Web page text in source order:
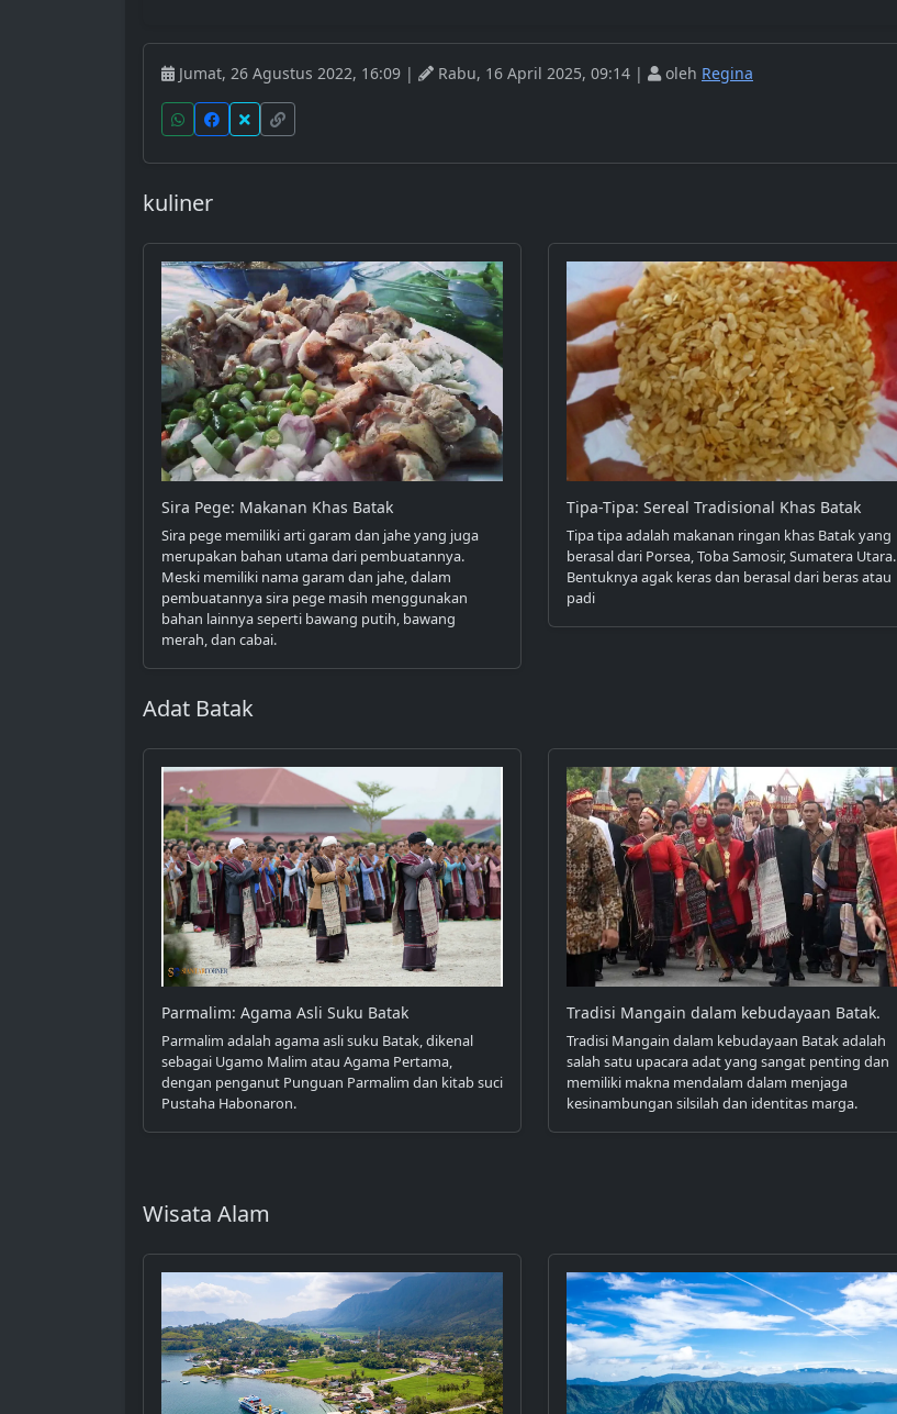
Jumat, 26 Agustus 2022, 16:09 | Rabu, 16 April 2025, 09:14 | oleh Regina
kuliner
Sira Pege: Makanan Khas Batak
Sira pege memiliki arti garam dan jahe yang juga
merupakan bahan utama dari pembuatannya.
Meski memiliki nama garam dan jahe, dalam
pembuatannya sira pege masih menggunakan
bahan lainnya seperti bawang putih, bawang
merah, dan cabai.
Tipa-Tipa: Sereal Tradisional Khas Batak
Tipa tipa adalah makanan ringan khas Batak yang
berasal dari Porsea, Toba Samosir, Sumatera Utara.
Bentuknya agak keras dan berasal dari beras atau
padi
Adat Batak
Parmalim: Agama Asli Suku Batak
Parmalim adalah agama asli suku Batak, dikenal
sebagai Ugamo Malim atau Agama Pertama,
dengan penganut Punguan Parmalim dan kitab suci
Pustaha Habonaron.
Tradisi Mangain dalam kebudayaan Batak.
Tradisi Mangain dalam kebudayaan Batak adalah
salah satu upacara adat yang sangat penting dan
memiliki makna mendalam dalam menjaga
kesinambungan silsilah dan identitas marga.
Wisata Alam